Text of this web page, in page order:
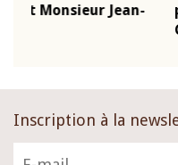
prononcée par son
Inscription à la